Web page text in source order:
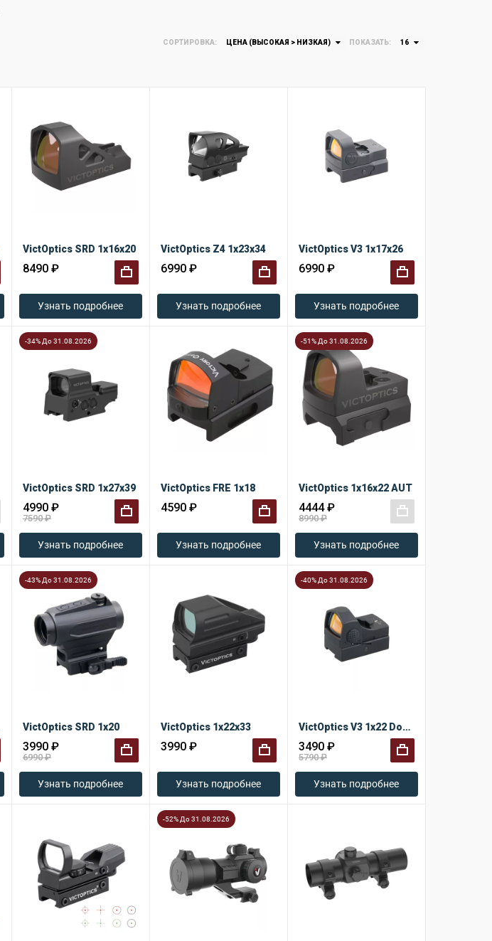
СОРТИРОВКА: ЦЕНА (ВЫСОКАЯ > НИЗКАЯ) ПОКАЗАТЬ: 16
VictOptics SRD 1x16x20
8490 ₽
Узнать подробнее
VictOptics Z4 1x23x34
6990 ₽
Узнать подробнее
VictOptics V3 1x17x26
6990 ₽
Узнать подробнее
-34% До 31.08.2026
VictOptics SRD 1x27x39
4990 ₽
7590 ₽
Узнать подробнее
VictOptics FRE 1x18
4590 ₽
Узнать подробнее
-51% До 31.08.2026
VictOptics 1x16x22 AUT
4444 ₽
8990 ₽
Узнать подробнее
-43% До 31.08.2026
VictOptics SRD 1x20
3990 ₽
6990 ₽
Узнать подробнее
VictOptics 1x22x33
3990 ₽
Узнать подробнее
-40% До 31.08.2026
VictOptics V3 1x22 Dovetail 3.5 MOA
3490 ₽
5790 ₽
Узнать подробнее
-52% До 31.08.2026